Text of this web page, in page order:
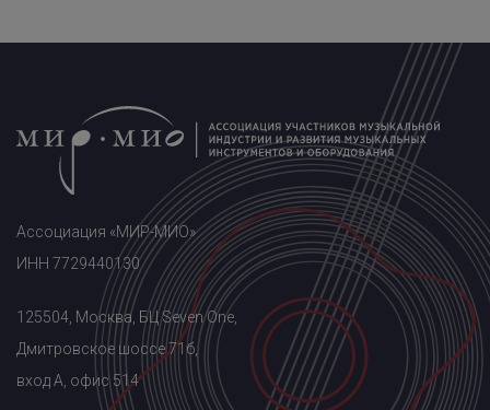
Ассоциация «МИР-МИО»
ИНН 7729440130
125504, Москва, БЦ Seven One,
Дмитровское шоссе 71б,
вход A, офис 514